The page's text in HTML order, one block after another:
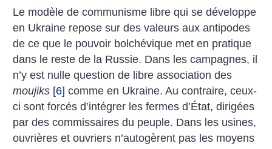
Le modèle de communisme libre qui se développe
en Ukraine repose sur des valeurs aux antipodes
de ce que le pouvoir bolchévique met en pratique
dans le reste de la Russie. Dans les campagnes, il
n’y est nulle question de libre association des
moujiks [6] comme en Ukraine. Au contraire, ceux-
ci sont forcés d’intégrer les fermes d’État, dirigées
par des commissaires du peuple. Dans les usines,
ouvrières et ouvriers n’autogèrent pas les moyens